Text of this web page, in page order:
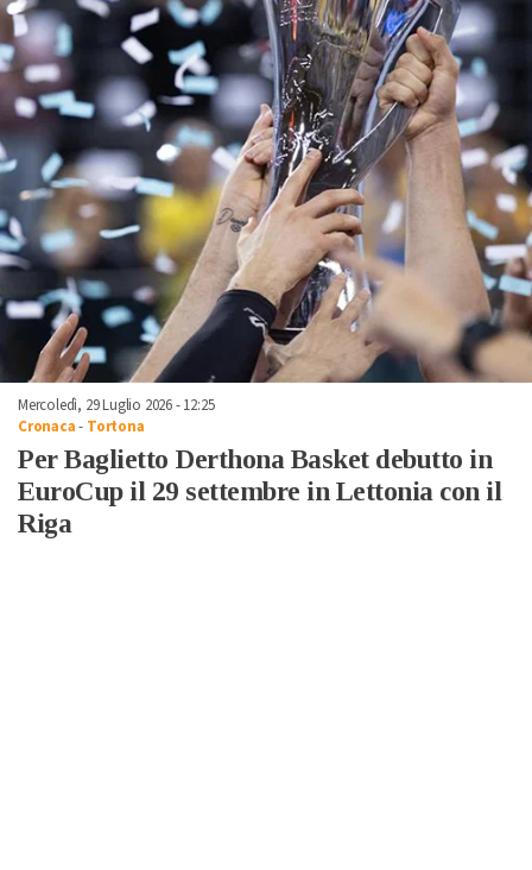
Mercoledì, 29 Luglio 2026 - 12:25
Cronaca- Tortona
Per Baglietto Derthona Basket debutto in
EuroCup il 29 settembre in Lettonia con il
Riga